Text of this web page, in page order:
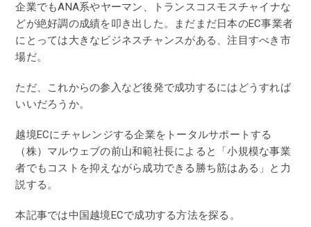
企業でもANA系やヤーマン、トランスコスモスチャイナな
どが絶好調の成績を叩き出した。まだまだ日本のEC事業者
にとっては大きなビジネスチャンスがある、注目すべき市
場だ。
ただ、これからの参入など後発で成功するにはどうすれば
いいだろうか。
越境ECにチャレンジする企業をトータルサポートする
（株）マルウェブの前山和範社長によると「小規模な事業
者でもコストを抑えながら成功できる勝ち筋はある」と力
説する。
本記事では中国越境ECで成功する方法を探る。